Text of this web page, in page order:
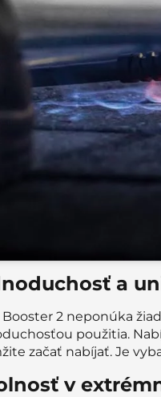
a
2 neponúka
použitia.
začať nabíjať. Je
v